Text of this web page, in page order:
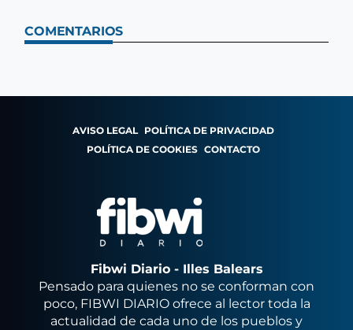
COMENTARIOS
AVISO LEGAL POLÍTICA DE PRIVACIDAD
POLÍTICA DE COOKIES CONTACTO
Fibwi Diario - Illes Balears
Pensado para quienes no se conforman con
poco, FIBWI DIARIO ofrece al lector toda la
actualidad de cada uno de los pueblos y